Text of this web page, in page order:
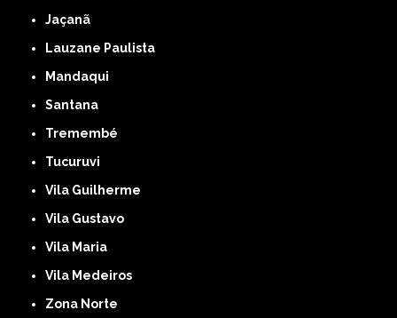
Jaçanã
Lauzane Paulista
Mandaqui
Santana
Tremembé
Tucuruvi
Vila Guilherme
Vila Gustavo
Vila Maria
Vila Medeiros
Zona Norte